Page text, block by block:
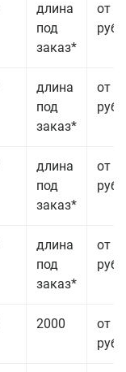
длина
под
заказ*
от
руб.
длина
под
заказ*
от
руб.
длина
под
заказ*
от
руб.
длина
под
заказ*
от
руб.
2000
от
руб.